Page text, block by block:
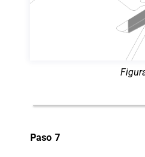
Paso 7